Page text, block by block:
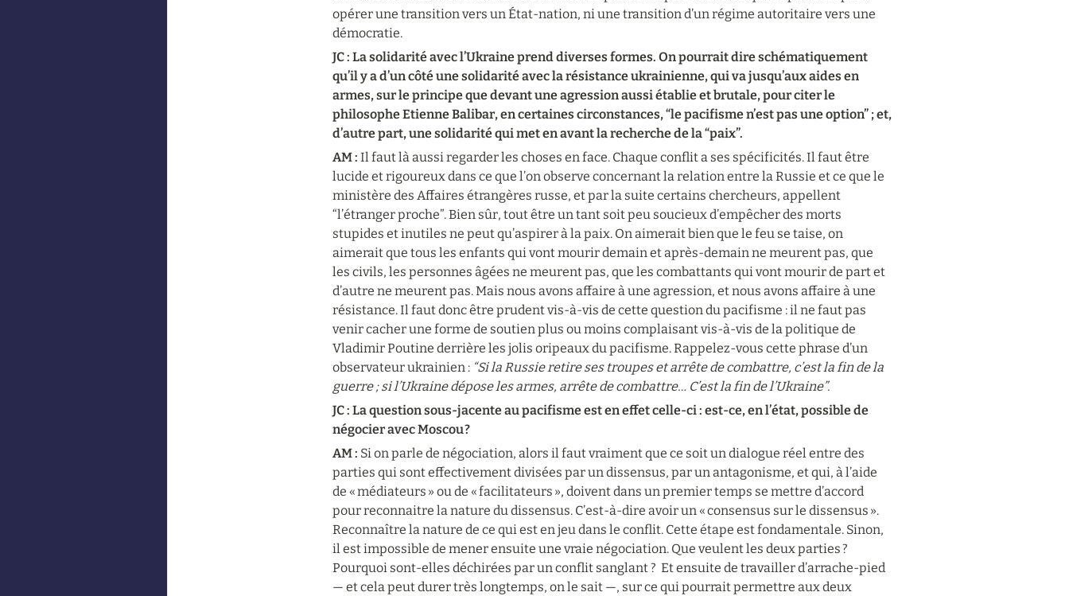
opérer une transition vers un État-nation, ni une transition d’un régime autoritaire vers une
démocratie.
JC : La solidarité avec l’Ukraine prend diverses formes. On pourrait dire schématiquement
qu’il y a d’un côté une solidarité avec la résistance ukrainienne, qui va jusqu’aux aides en
armes, sur le principe que devant une agression aussi établie et brutale, pour citer le
philosophe Etienne Balibar, en certaines circonstances, “le pacifisme n’est pas une option” ; et,
d’autre part, une solidarité qui met en avant la recherche de la “paix”.
AM : Il faut là aussi regarder les choses en face. Chaque conflit a ses spécificités. Il faut être
lucide et rigoureux dans ce que l’on observe concernant la relation entre la Russie et ce que le
ministère des Affaires étrangères russe, et par la suite certains chercheurs, appellent
“l’étranger proche”. Bien sûr, tout être un tant soit peu soucieux d’empêcher des morts
stupides et inutiles ne peut qu’aspirer à la paix. On aimerait bien que le feu se taise, on
aimerait que tous les enfants qui vont mourir demain et après-demain ne meurent pas, que
les civils, les personnes âgées ne meurent pas, que les combattants qui vont mourir de part et
d’autre ne meurent pas. Mais nous avons affaire à une agression, et nous avons affaire à une
résistance. Il faut donc être prudent vis-à-vis de cette question du pacifisme : il ne faut pas
venir cacher une forme de soutien plus ou moins complaisant vis-à-vis de la politique de
Vladimir Poutine derrière les jolis oripeaux du pacifisme. Rappelez-vous cette phrase d’un
observateur ukrainien : “Si la Russie retire ses troupes et arrête de combattre, c’est la fin de la
guerre ; si l’Ukraine dépose les armes, arrête de combattre… C’est la fin de l’Ukraine”.
JC : La question sous-jacente au pacifisme est en effet celle-ci : est-ce, en l’état, possible de
négocier avec Moscou ?
AM : Si on parle de négociation, alors il faut vraiment que ce soit un dialogue réel entre des
parties qui sont effectivement divisées par un dissensus, par un antagonisme, et qui, à l’aide
de « médiateurs » ou de « facilitateurs », doivent dans un premier temps se mettre d’accord
pour reconnaitre la nature du dissensus. C’est-à-dire avoir un « consensus sur le dissensus ».
Reconnaître la nature de ce qui est en jeu dans le conflit. Cette étape est fondamentale. Sinon,
il est impossible de mener ensuite une vraie négociation. Que veulent les deux parties ?
Pourquoi sont-elles déchirées par un conflit sanglant ?  Et ensuite de travailler d’arrache-pied
— et cela peut durer très longtemps, on le sait —, sur ce qui pourrait permettre aux deux